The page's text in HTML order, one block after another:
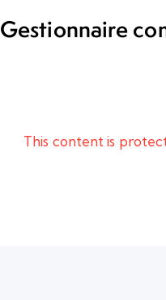
Gestionnaire
This content is